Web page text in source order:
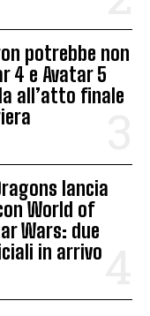
potrebbe non
4 e Avatar 5
all’atto finale
lancia
World of
Wars: due
in arrivo